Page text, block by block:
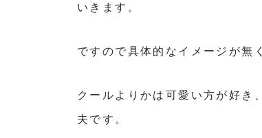
いきます。
ですので具体的なイメージが無
クールよりかは可愛い方が好き
夫です。